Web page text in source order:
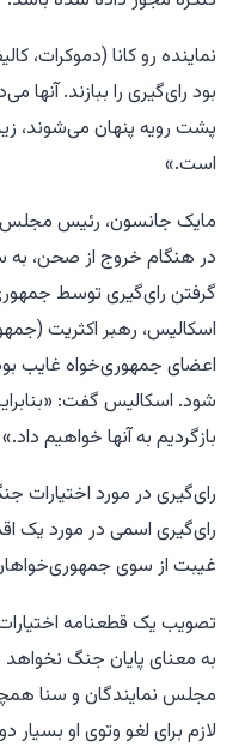
نماینده رو کانا (دموکرات،
بود رای‌گیری را ببازند. آنها
پشت رویه پنهان می‌شوند،
است.»
مایک جانسون، رئیس مجلس
در هنگام خروج از صحن، به
گرفتن رای‌گیری توسط
اسکالیس، رهبر اکثریت
اعضای جمهوری‌خواه غایب
شود. اسکالیس گفت:
بازگردیم به آنها خواهیم داد.»
رای‌گیری در مورد اختیارات
رای‌گیری اسمی در مورد یک
غیبت از سوی
تصویب یک قطعنامه
به معنای پایان جنگ نخواهد
مجلس نمایندگان و سنا
لازم برای لغو وتوی او بسیار